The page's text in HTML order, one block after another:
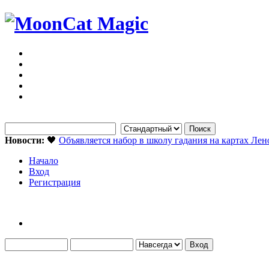
Новости: 🖤 Объявляется набор в школу гадания на картах
Начало
Вход
Регистрация